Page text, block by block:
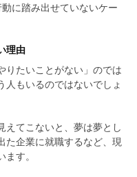
に踏み出せていないケー
理由
りたいことがない」のでは
人もいるのではないでしょ
えてこないと、夢は夢とし
た企業に就職するなど、現
す。